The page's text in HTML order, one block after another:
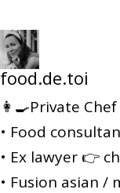
food.de.toi
👩‍🍳Private Chef
• Food
• Ex lawyer 👉
• Fusion asian